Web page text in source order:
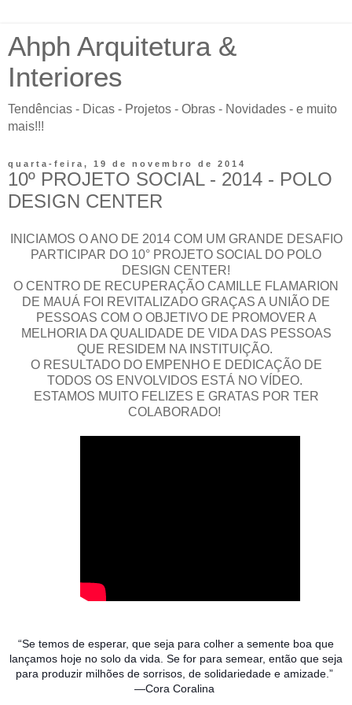
Ahph Arquitetura &
Interiores
Tendências - Dicas - Projetos - Obras - Novidades - e muito
mais!!!
quarta-feira, 19 de novembro de 2014
10º PROJETO SOCIAL - 2014 - POLO
DESIGN CENTER
INICIAMOS O ANO DE 2014 COM UM GRANDE DESAFIO
PARTICIPAR DO 10° PROJETO SOCIAL DO POLO
DESIGN CENTER!
O CENTRO DE RECUPERAÇÃO CAMILLE FLAMARION
DE MAUÁ FOI REVITALIZADO GRAÇAS A UNIÃO DE
PESSOAS COM O OBJETIVO DE PROMOVER A
MELHORIA DA QUALIDADE DE VIDA DAS PESSOAS
QUE RESIDEM NA INSTITUIÇÃO.
O RESULTADO DO EMPENHO E DEDICAÇÃO DE
TODOS OS ENVOLVIDOS ESTÁ NO VÍDEO.
ESTAMOS MUITO FELIZES E GRATAS POR TER
COLABORADO!
“Se temos de esperar, que seja para colher a semente boa que
lançamos hoje no solo da vida. Se for para semear, então que seja
para produzir milhões de sorrisos, de solidariedade e amizade.”
―Cora Coralina